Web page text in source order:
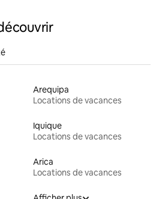
Arequipa
Locations de vacances
Iquique
Locations de vacances
Arica
Locations de vacances